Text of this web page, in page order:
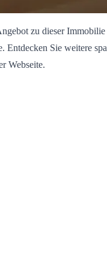
zu dieser
Entdecken Sie weitere
Webseite.